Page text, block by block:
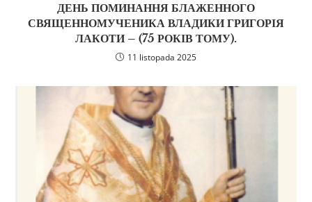
ДЕНЬ ПОМИНАННЯ БЛАЖЕННОГО
СВЯЩЕННОМУЧЕНИКА ВЛАДИКИ ГРИГОРІЯ
ЛАКОТИ – (75 РОКІВ ТОМУ).
11 listopada 2025